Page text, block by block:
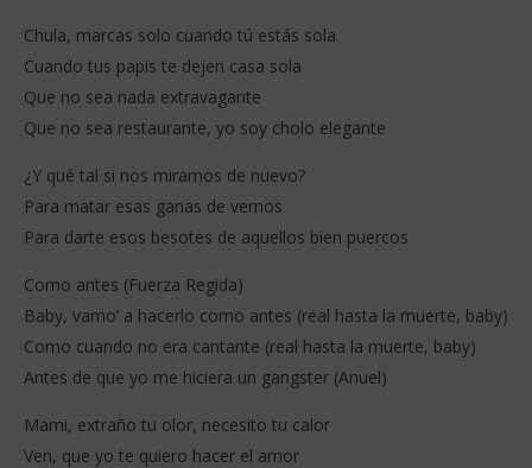
El Bogueto – Cuando No Era Cantante Remix
(Letra/Lyrics)
3
janvier
2026
Chula, marcas solo cuando tú estás sola
Cuando tus papis te dejen casa sola
Que no sea nada extravagante
Que no sea restaurante, yo soy cholo elegante
¿Y qué tal si nos miramos de nuevo?
Para matar esas ganas de vernos
Para darte esos besotes de aquellos bien puercos
Como antes (Fuerza Regida)
Baby, vamo’ a hacerlo como antes (real hasta la muerte, baby)
Como cuando no era cantante (real hasta la muerte, baby)
Antes de que yo me hiciera un gangster (Anuel)
Mami, extraño tu olor, necesito tu calor
Ven, que yo te quiero hacer el amor